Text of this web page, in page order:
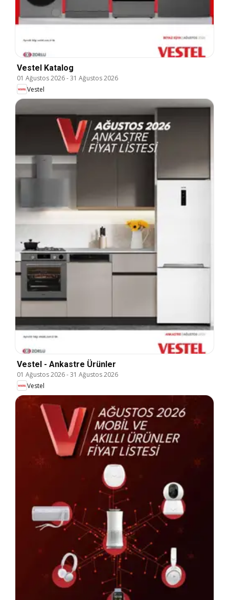
Vestel Katalog
01 Ağustos 2026-31 Ağustos 2026
Vestel
Vestel - Ankastre Ürünler
01 Ağustos 2026-31 Ağustos 2026
Vestel